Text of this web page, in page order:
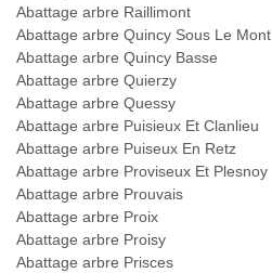
Abattage arbre Raillimont
Abattage arbre Quincy Sous Le Mont
Abattage arbre Quincy Basse
Abattage arbre Quierzy
Abattage arbre Quessy
Abattage arbre Puisieux Et Clanlieu
Abattage arbre Puiseux En Retz
Abattage arbre Proviseux Et Plesnoy
Abattage arbre Prouvais
Abattage arbre Proix
Abattage arbre Proisy
Abattage arbre Prisces